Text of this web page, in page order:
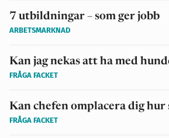
7 utbildningar – som ger jobb
ARBETSMARKNAD
Kan jag nekas att ha med
FRÅGA FACKET
Kan chefen omplacera dig hur
FRÅGA FACKET